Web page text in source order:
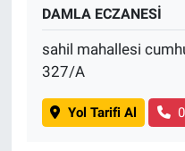
DAMLA ECZANESİ
sahil mahallesi
327/A
Yol Tarifi Al